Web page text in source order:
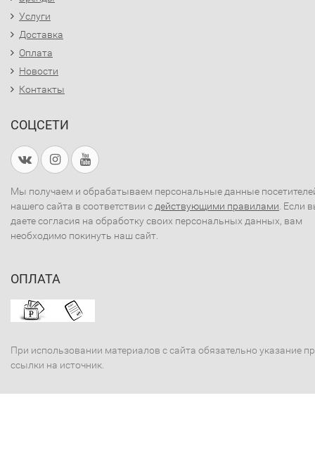
Услуги
Доставка
Оплата
Новости
Контакты
СОЦСЕТИ
Мы получаем и обрабатываем персональные данные
нашего сайта в соответствии с действующими правилами . Если
даете согласия на обработку своих персональных данных, вам
необходимо покинуть наш сайт.
ОПЛАТА
При использовании материалов с сайта обязательно указание
ссылки на источник.